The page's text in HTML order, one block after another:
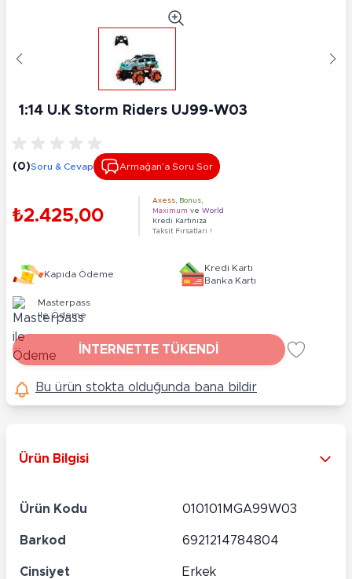
1:14 U.K Storm Riders UJ99-W03
(0)Soru & Cevap Armağan’a Soru Sor
₺2.425,00
Axess Bonus
Maximum ve World
Kredi Kartınıza
Taksit Fırsatları !
Kapıda Ödeme
Kredi Kartı
Banka Kartı
Masterpass
ile Ödeme
İNTERNETTE TÜKENDİ
Bu ürün stokta olduğunda bana bildir
Ürün Bilgisi
Ürün Kodu 010101MGA99W03
Barkod 6921214784804
Cinsiyet Erkek